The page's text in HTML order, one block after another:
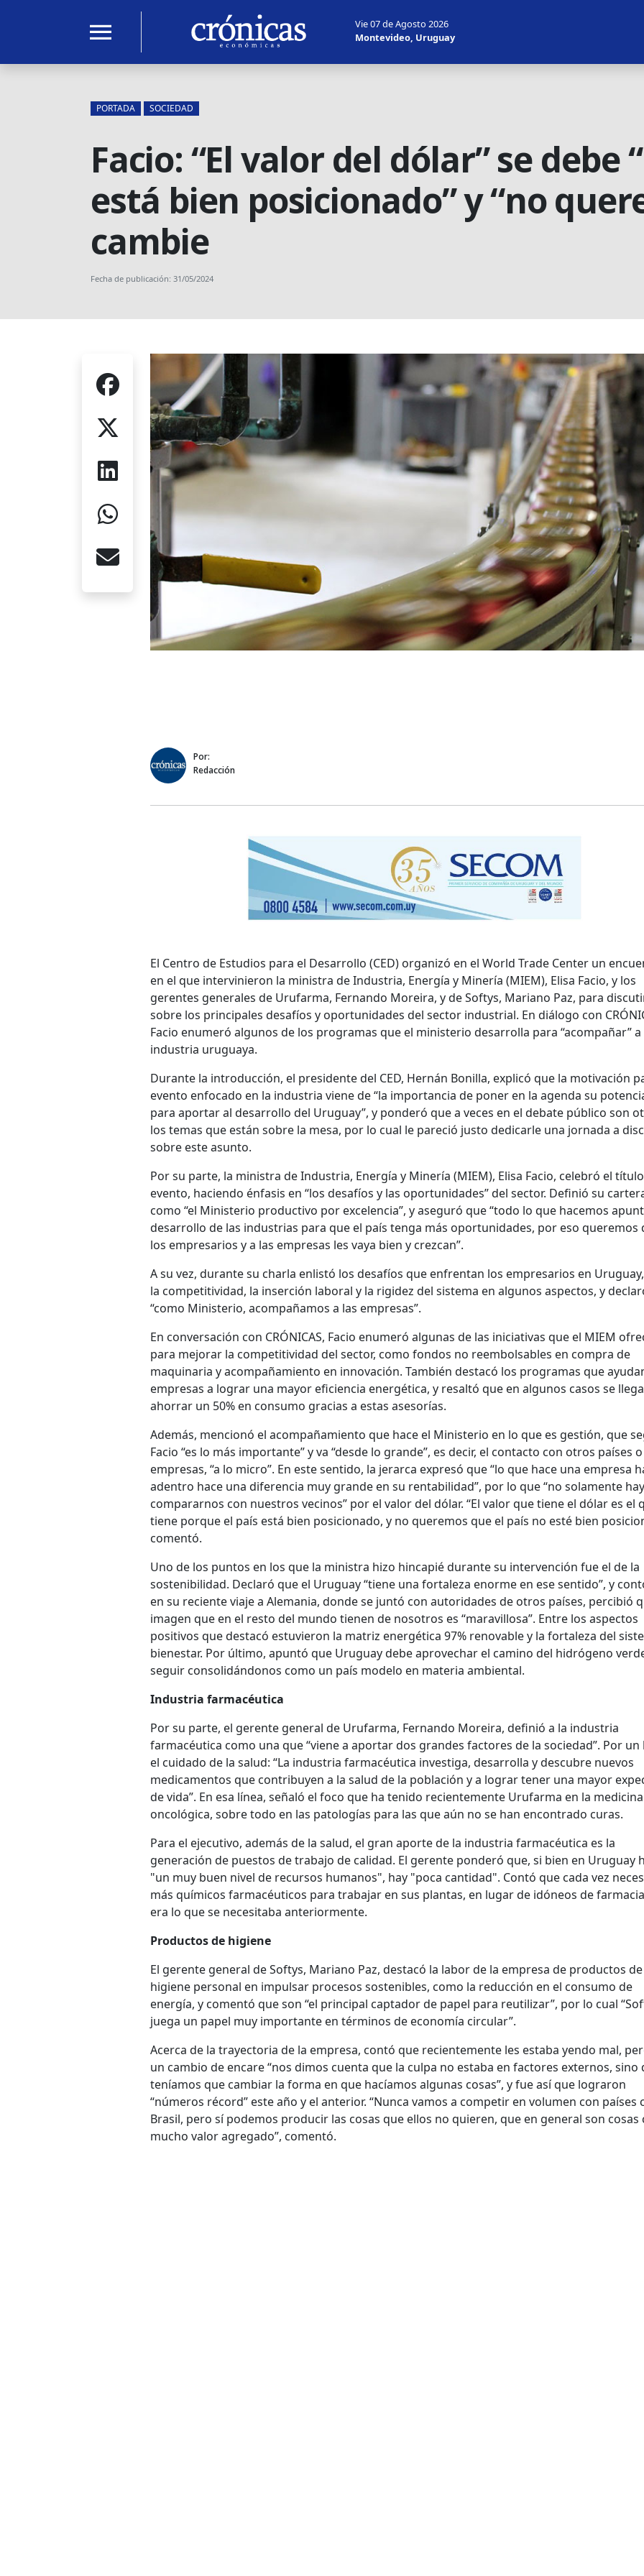
menu
Vie 07 de Agosto 2026
Montevideo, Uruguay
PORTADA SOCIEDAD
Facio: “El valor del dólar” se debe
está bien posicionado” y “no
cambie
Fecha de publicación: 31/05/2024
Por:
Redacción
El Centro de Estudios para el Desarrollo (CED) organizó en el World Trade Center un
en el que intervinieron la ministra de Industria, Energía y Minería (MIEM), Elisa Facio, y los
gerentes generales de Urufarma, Fernando Moreira, y de Softys, Mariano Paz, para
sobre los principales desafíos y oportunidades del sector industrial. En diálogo con
Facio enumeró algunos de los programas que el ministerio desarrolla para “acompañar” a
industria uruguaya.
Durante la introducción, el presidente del CED, Hernán Bonilla, explicó que la motivación
evento enfocado en la industria viene de “la importancia de poner en la agenda su
para aportar al desarrollo del Uruguay”, y ponderó que a veces en el debate público son
los temas que están sobre la mesa, por lo cual le pareció justo dedicarle una jornada a
sobre este asunto.
Por su parte, la ministra de Industria, Energía y Minería (MIEM), Elisa Facio, celebró el
evento, haciendo énfasis en “los desafíos y las oportunidades” del sector. Definió su
como “el Ministerio productivo por excelencia”, y aseguró que “todo lo que hacemos
desarrollo de las industrias para que el país tenga más oportunidades, por eso queremos
los empresarios y a las empresas les vaya bien y crezcan”.
A su vez, durante su charla enlistó los desafíos que enfrentan los empresarios en
la competitividad, la inserción laboral y la rigidez del sistema en algunos aspectos, y
“como Ministerio, acompañamos a las empresas”.
En conversación con CRÓNICAS, Facio enumeró algunas de las iniciativas que el MIEM
para mejorar la competitividad del sector, como fondos no reembolsables en compra de
maquinaria y acompañamiento en innovación. También destacó los programas que
empresas a lograr una mayor eficiencia energética, y resaltó que en algunos casos se
ahorrar un 50% en consumo gracias a estas asesorías.
Además, mencionó el acompañamiento que hace el Ministerio en lo que es gestión, que
Facio “es lo más importante” y va “desde lo grande”, es decir, el contacto con otros países o
empresas, “a lo micro”. En este sentido, la jerarca expresó que “lo que hace una empresa
adentro hace una diferencia muy grande en su rentabilidad”, por lo que “no solamente
compararnos con nuestros vecinos” por el valor del dólar. “El valor que tiene el dólar es el
tiene porque el país está bien posicionado, y no queremos que el país no esté bien
comentó.
Uno de los puntos en los que la ministra hizo hincapié durante su intervención fue el de la
sostenibilidad. Declaró que el Uruguay “tiene una fortaleza enorme en ese sentido”, y
en su reciente viaje a Alemania, donde se juntó con autoridades de otros países, percibió
imagen que en el resto del mundo tienen de nosotros es “maravillosa”. Entre los aspectos
positivos que destacó estuvieron la matriz energética 97% renovable y la fortaleza del
bienestar. Por último, apuntó que Uruguay debe aprovechar el camino del hidrógeno
seguir consolidándonos como un país modelo en materia ambiental.
Industria farmacéutica
Por su parte, el gerente general de Urufarma, Fernando Moreira, definió a la industria
farmacéutica como una que “viene a aportar dos grandes factores de la sociedad”. Por un
el cuidado de la salud: “La industria farmacéutica investiga, desarrolla y descubre nuevos
medicamentos que contribuyen a la salud de la población y a lograr tener una mayor
de vida”. En esa línea, señaló el foco que ha tenido recientemente Urufarma en la medicina
oncológica, sobre todo en las patologías para las que aún no se han encontrado curas.
Para el ejecutivo, además de la salud, el gran aporte de la industria farmacéutica es la
generación de puestos de trabajo de calidad. El gerente ponderó que, si bien en Uruguay
"un muy buen nivel de recursos humanos", hay "poca cantidad". Contó que cada vez
más químicos farmacéuticos para trabajar en sus plantas, en lugar de idóneos de
era lo que se necesitaba anteriormente.
Productos de higiene
El gerente general de Softys, Mariano Paz, destacó la labor de la empresa de productos de
higiene personal en impulsar procesos sostenibles, como la reducción en el consumo de
energía, y comentó que son “el principal captador de papel para reutilizar”, por lo cual
juega un papel muy importante en términos de economía circular”.
Acerca de la trayectoria de la empresa, contó que recientemente les estaba yendo mal,
un cambio de encare “nos dimos cuenta que la culpa no estaba en factores externos, sino
teníamos que cambiar la forma en que hacíamos algunas cosas”, y fue así que lograron
“números récord” este año y el anterior. “Nunca vamos a competir en volumen con países
Brasil, pero sí podemos producir las cosas que ellos no quieren, que en general son cosas
mucho valor agregado”, comentó.